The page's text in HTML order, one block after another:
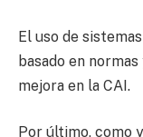
El uso de
basado en
mejora en la CAI.
Por último, como